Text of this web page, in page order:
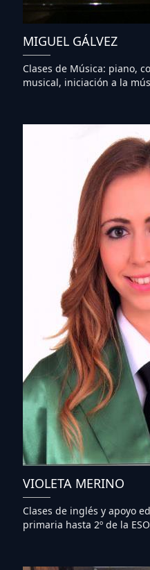
MIGUEL GÁLVEZ
Clases de Música: piano,
musical, iniciación a la
VIOLETA MERINO
Clases de inglés y apoyo
primaria hasta 2º de la ESO